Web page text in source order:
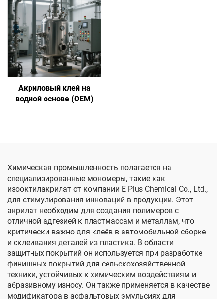
Акриловый клей на
водной основе (OEM)
Химическая промышленность полагается на
специализированные мономеры, такие как
изооктилакрилат от компании E Plus Chemical Co., Ltd.,
для стимулирования инноваций в продукции. Этот
акрилат необходим для создания полимеров с
отличной адгезией к пластмассам и металлам, что
критически важно для клеёв в автомобильной сборке
и склеивания деталей из пластика. В области
защитных покрытий он используется при разработке
финишных покрытий для сельскохозяйственной
техники, устойчивых к химическим воздействиям и
абразивному износу. Он также применяется в качестве
модификатора в асфальтовых эмульсиях для